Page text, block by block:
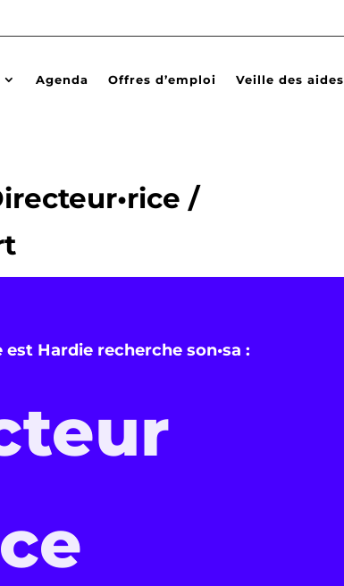
Agenda Offres d’emploi Veille des aides
/
Hardie recherche son•sa :